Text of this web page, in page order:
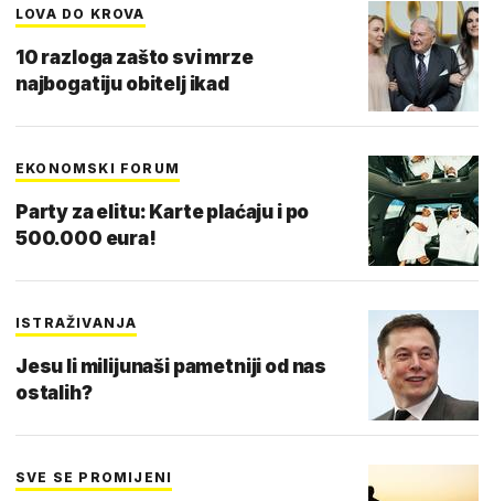
LOVA DO KROVA
10 razloga zašto svi mrze
najbogatiju obitelj ikad
EKONOMSKI FORUM
Party za elitu: Karte plaćaju i po
500.000 eura!
ISTRAŽIVANJA
Jesu li milijunaši pametniji od nas
ostalih?
SVE SE PROMIJENI